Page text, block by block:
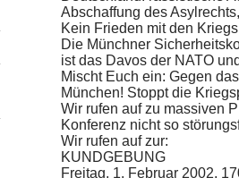
Abschaffung des
Kein Frieden mit den
Die Münchner
ist das Davos der NATO
Mischt Euch ein: Gegen
München! Stoppt die
Wir rufen auf zu massiven
Konferenz nicht so
Wir rufen auf zur:
KUNDGEBUNG
Freitag, 1. Februar 2002,